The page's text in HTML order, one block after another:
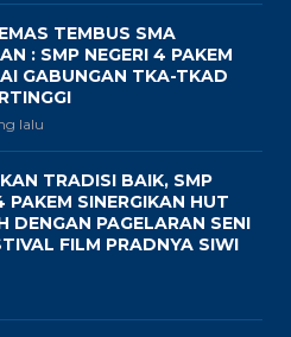
TEMBUS SMA
: SMP NEGERI 4 PAKEM
GABUNGAN TKA-TKAD
lalu
TRADISI BAIK, SMP
PAKEM SINERGIKAN HUT
DENGAN PAGELARAN SENI
FILM PRADNYA SIWI